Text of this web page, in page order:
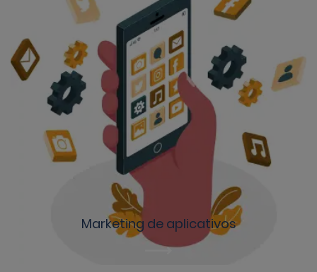
Marketing de aplicativos